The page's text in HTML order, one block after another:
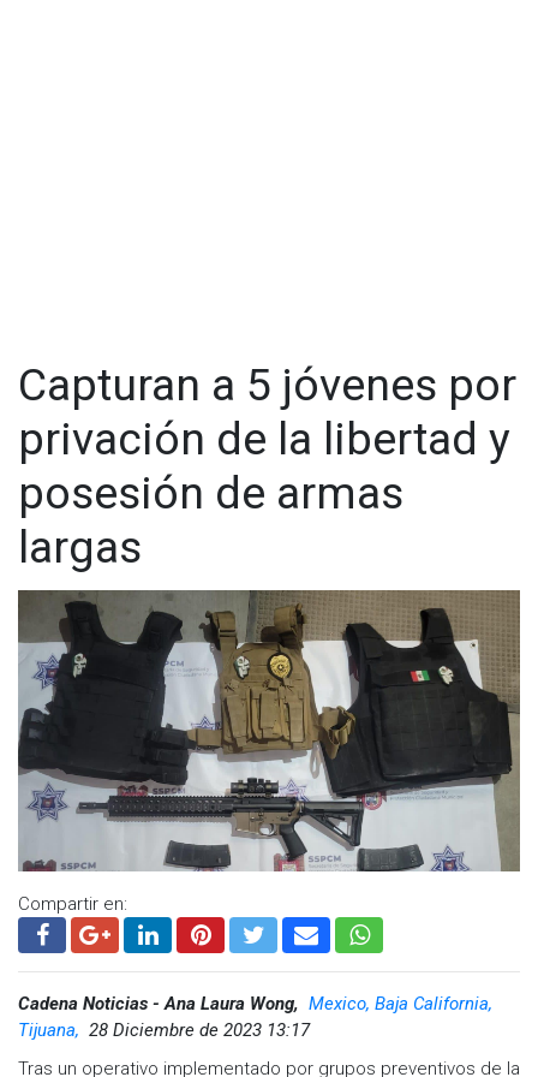
Visita y accede a todo nuestro contenido |
www.cadenanoticias.com| Twitter:@cadena_noticias|
Facebook:
@cadenanoticiasmx| Instagram:
@cadenanoticiasmx| TikTok:@CadenaNoticias|
Whatsapp:
@CadenaNoticias|
Capturan a 5 jóvenes por
privación de la libertad y
posesión de armas
largas
Compartir en:
Cadena Noticias - Ana Laura Wong, Mexico, Baja California,
Tijuana, 28 Diciembre de 2023 13:17
Tras un operativo implementado por grupos preventivos de la